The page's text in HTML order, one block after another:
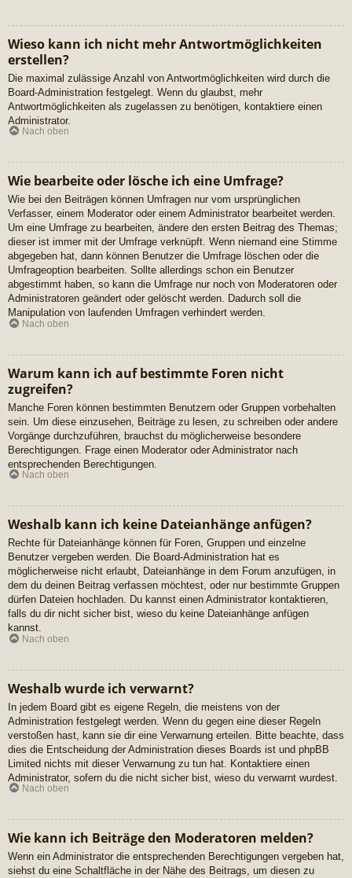
Wieso kann ich nicht mehr Antwortmöglichkeiten
erstellen?
Die maximal zulässige Anzahl von Antwortmöglichkeiten wird durch die
Board-Administration festgelegt. Wenn du glaubst, mehr
Antwortmöglichkeiten als zugelassen zu benötigen, kontaktiere einen
Administrator.
Nach oben
Wie bearbeite oder lösche ich eine Umfrage?
Wie bei den Beiträgen können Umfragen nur vom ursprünglichen
Verfasser, einem Moderator oder einem Administrator bearbeitet werden.
Um eine Umfrage zu bearbeiten, ändere den ersten Beitrag des Themas;
dieser ist immer mit der Umfrage verknüpft. Wenn niemand eine Stimme
abgegeben hat, dann können Benutzer die Umfrage löschen oder die
Umfrageoption bearbeiten. Sollte allerdings schon ein Benutzer
abgestimmt haben, so kann die Umfrage nur noch von Moderatoren oder
Administratoren geändert oder gelöscht werden. Dadurch soll die
Manipulation von laufenden Umfragen verhindert werden.
Nach oben
Warum kann ich auf bestimmte Foren nicht
zugreifen?
Manche Foren können bestimmten Benutzern oder Gruppen vorbehalten
sein. Um diese einzusehen, Beiträge zu lesen, zu schreiben oder andere
Vorgänge durchzuführen, brauchst du möglicherweise besondere
Berechtigungen. Frage einen Moderator oder Administrator nach
entsprechenden Berechtigungen.
Nach oben
Weshalb kann ich keine Dateianhänge anfügen?
Rechte für Dateianhänge können für Foren, Gruppen und einzelne
Benutzer vergeben werden. Die Board-Administration hat es
möglicherweise nicht erlaubt, Dateianhänge in dem Forum anzufügen, in
dem du deinen Beitrag verfassen möchtest, oder nur bestimmte Gruppen
dürfen Dateien hochladen. Du kannst einen Administrator kontaktieren,
falls du dir nicht sicher bist, wieso du keine Dateianhänge anfügen
kannst.
Nach oben
Weshalb wurde ich verwarnt?
In jedem Board gibt es eigene Regeln, die meistens von der
Administration festgelegt werden. Wenn du gegen eine dieser Regeln
verstoßen hast, kann sie dir eine Verwarnung erteilen. Bitte beachte, dass
dies die Entscheidung der Administration dieses Boards ist und phpBB
Limited nichts mit dieser Verwarnung zu tun hat. Kontaktiere einen
Administrator, sofern du die nicht sicher bist, wieso du verwarnt wurdest.
Nach oben
Wie kann ich Beiträge den Moderatoren melden?
Wenn ein Administrator die entsprechenden Berechtigungen vergeben hat,
siehst du eine Schaltfläche in der Nähe des Beitrags, um diesen zu